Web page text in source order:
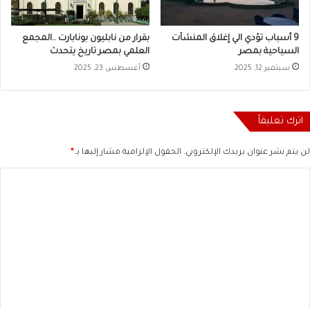
9 أسباب تؤدي الي إغلاق المنشآت
السياحية بمصر
سبتمبر 12, 2025
بقرار من نابليون بونابارت ..المجمع
العلمي بمصر تاريخ يتحدث
أغسطس 23, 2025
اترك تعليقاً
لن يتم نشر عنوان بريدك الإلكتروني. الحقول الإلزامية مشار إليها بـ*